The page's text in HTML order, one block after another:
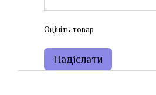
Оцініть товар
Надіслати